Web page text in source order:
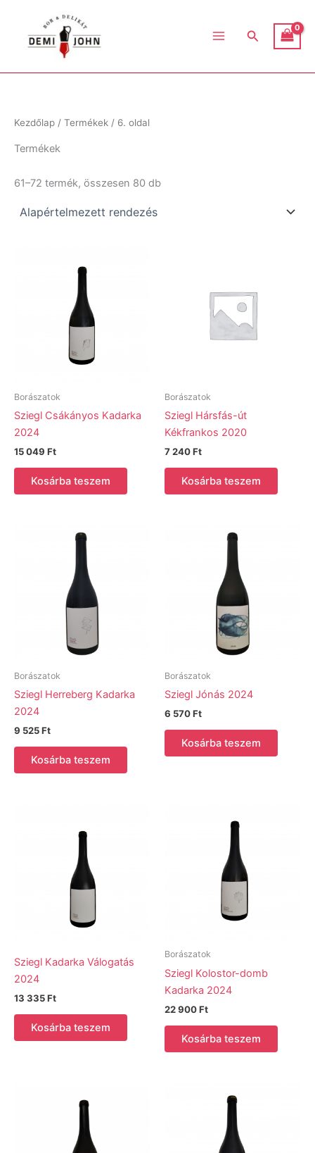
content
Search
Kezdőlap / Termékek / 6. oldal
Termékek
61–72 termék, összesen 80 db
Borászatok
Sziegl Csákányos Kadarka
2024
15 049 Ft
Kosárba teszem
Borászatok
Sziegl Hársfás-út
Kékfrankos 2020
7 240Ft
Kosárba teszem
Borászatok
Sziegl Herreberg Kadarka
2024
9 525Ft
Kosárba teszem
Borászatok
Sziegl Jónás 2024
6 570Ft
Kosárba teszem
Sziegl Kadarka Válogatás
2024
13 335Ft
Kosárba teszem
Borászatok
Sziegl Kolostor-domb
Kadarka 2024
22 900Ft
Kosárba teszem